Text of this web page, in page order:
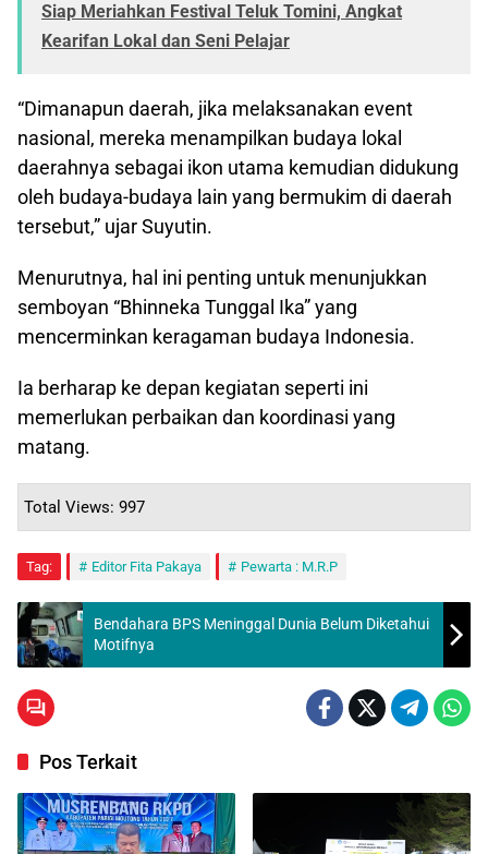
Siap Meriahkan Festival Teluk Tomini, Angkat
Kearifan Lokal dan Seni Pelajar
“Dimanapun daerah, jika melaksanakan event
nasional, mereka menampilkan budaya lokal
daerahnya sebagai ikon utama kemudian didukung
oleh budaya-budaya lain yang bermukim di daerah
tersebut,” ujar Suyutin.
Menurutnya, hal ini penting untuk menunjukkan
semboyan “Bhinneka Tunggal Ika” yang
mencerminkan keragaman budaya Indonesia.
Ia berharap ke depan kegiatan seperti ini
memerlukan perbaikan dan koordinasi yang
matang.
Total Views: 997
Tag: Editor Fita Pakaya Pewarta : M.R.P
Bendahara BPS Meninggal Dunia Belum Diketahui
Motifnya
Pos Terkait